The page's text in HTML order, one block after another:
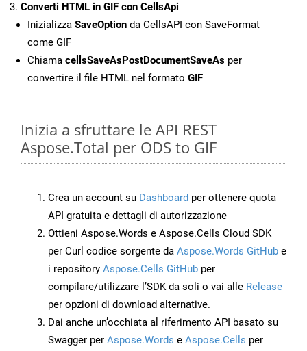
Converti HTML in GIF con CellsApi
Inizializza SaveOption da CellsAPI con SaveFormat
come GIF
Chiama cellsSaveAsPostDocumentSaveAs per
convertire il file HTML nel formato GIF
Inizia a sfruttare le API REST
Aspose.Total per ODS to GIF
Crea un account su Dashboard per ottenere quota
API gratuita e dettagli di autorizzazione
Ottieni Aspose.Words e Aspose.Cells Cloud SDK
per Curl codice sorgente da Aspose.Words GitHub e
i repository Aspose.Cells GitHub per
compilare/utilizzare l’SDK da soli o vai alle Release
per opzioni di download alternative.
Dai anche un’occhiata al riferimento API basato su
Swagger per Aspose.Words e Aspose.Cells per